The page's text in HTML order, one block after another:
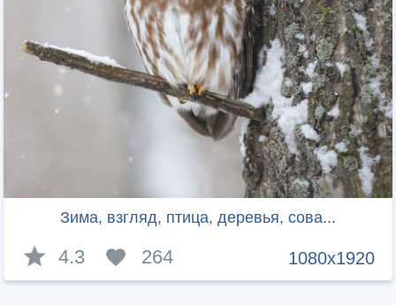
Зима, взгляд, птица, деревья, сова...
1080x1920
4.3 264